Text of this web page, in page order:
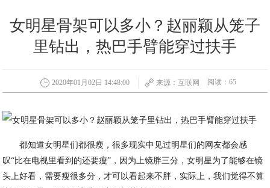
女明星骨架可以多小？赵丽颖从笼子
里钻出，热巴手臂能穿过扶手
2020年01月02日 14:48:00 来源：互联网 阅读：65
都知道女明星们都很瘦，很多现实中见过明星们的网友都会感
叹“比在电视里看到的还要瘦”，因为上镜胖三分，女明星为了能够在镜
头上好看，需要瘦很多分，才可以看起来不胖，实际上，我们觉得不算